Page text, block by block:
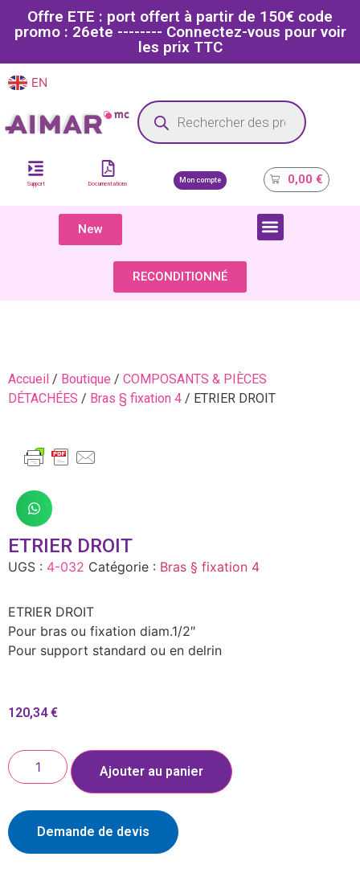
Offre ETE : port offert à partir de 150€ code
promo : 26ete -------- Connectez-vous pour voir
les prix TTC
EN
Site dédié aux professionnels de la santé
Support Documentations
Mon compte 0,00€
New
RECONDITIONNÉ
Accueil / Boutique / COMPOSANTS & PIÈCES
DÉTACHÉES / Bras § fixation 4 / ETRIER DROIT
ETRIER DROIT
UGS : 4-032 Catégorie : Bras § fixation 4
ETRIER DROIT
Pour bras ou fixation diam.1/2″
Pour support standard ou en delrin
120,34€
Ajouter au panier
Demande de devis